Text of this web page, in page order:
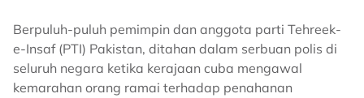
Berpuluh-puluh pemimpin dan anggota parti Tehreek-
e-Insaf (PTI) Pakistan, ditahan dalam serbuan polis di
seluruh negara ketika kerajaan cuba mengawal
kemarahan orang ramai terhadap penahanan